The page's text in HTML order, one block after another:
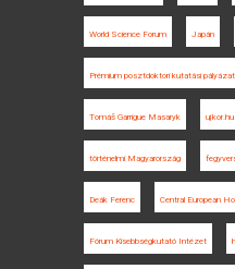
World Science Forum Japán
Prémium posztdoktori kutatási pályázat
Tomáš Garrigue Masaryk ujkor.hu
történelmi Magyarország
Deák Ferenc Central European
Fórum Kisebbségkutató Intézet